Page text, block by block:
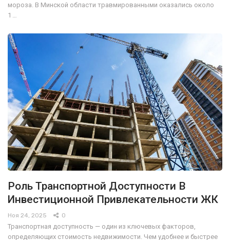
мороза. В Минской области травмированными оказались около
1 …
Роль Транспортной Доступности В
Инвестиционной Привлекательности ЖК
Ноя 24, 2025 0
Транспортная доступность — один из ключевых факторов,
определяющих стоимость недвижимости. Чем удобнее и быстрее